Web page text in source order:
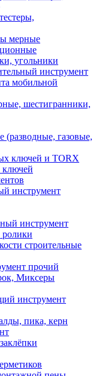
мерные
угольники
инструмент
мобильной
шестигранники,
(разводные, газовые,
ключей и TORX
инструмент
инструмент
строительные
прочий
Миксеры
инструмент
пика, керн